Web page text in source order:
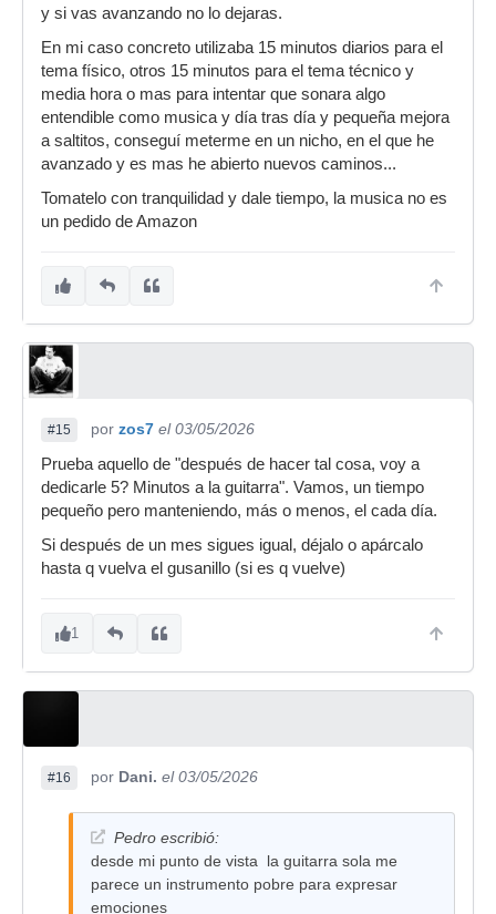
y si vas avanzando no lo dejaras.
En mi caso concreto utilizaba 15 minutos diarios para el
tema físico, otros 15 minutos para el tema técnico y
media hora o mas para intentar que sonara algo
entendible como musica y día tras día y pequeña mejora
a saltitos, conseguí meterme en un nicho, en el que he
avanzado y es mas he abierto nuevos caminos...
Tomatelo con tranquilidad y dale tiempo, la musica no es
un pedido de Amazon
#15 por zos7 el 03/05/2026
Prueba aquello de "después de hacer tal cosa, voy a
dedicarle 5? Minutos a la guitarra". Vamos, un tiempo
pequeño pero manteniendo, más o menos, el cada día.
Si después de un mes sigues igual, déjalo o apárcalo
hasta q vuelva el gusanillo (si es q vuelve)
1
#16 por Dani. el 03/05/2026
Pedro escribió:
desde mi punto de vista la guitarra sola me
parece un instrumento pobre para expresar
emociones